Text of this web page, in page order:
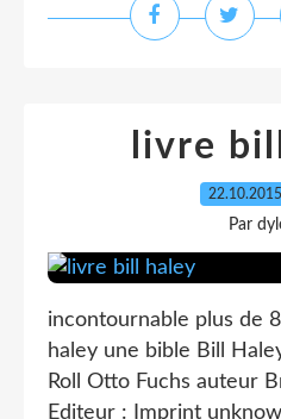
livre
22.10.2015
Par
incontournable plus de
haley une bible Bill
Roll Otto Fuchs auteur
Editeur : Imprint